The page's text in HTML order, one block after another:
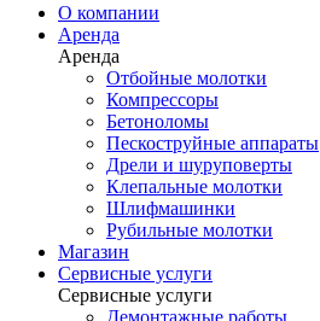
О компании
Аренда
Аренда
Отбойные молотки
Компрессоры
Бетоноломы
Пескоструйные аппараты
Дрели и шуруповерты
Клепальные молотки
Шлифмашинки
Рубильные молотки
Магазин
Сервисные услуги
Сервисные услуги
Демонтажные работы